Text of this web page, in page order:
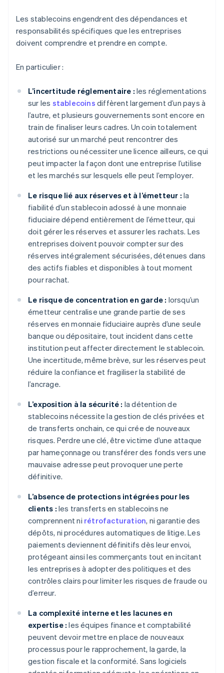
Les stablecoins engendrent des dépendances et
responsabilités spécifiques que les entreprises
doivent comprendre et prendre en compte.
En particulier :
L’incertitude réglementaire : les réglementations
sur les stablecoins diffèrent largement d’un pays à
l’autre, et plusieurs gouvernements sont encore en
train de finaliser leurs cadres. Un coin totalement
autorisé sur un marché peut rencontrer des
restrictions ou nécessiter une licence ailleurs, ce qui
peut impacter la façon dont une entreprise l’utilise
et les marchés sur lesquels elle peut l’employer.
Le risque lié aux réserves et à l’émetteur : la
fiabilité d’un stablecoin adossé à une monnaie
fiduciaire dépend entièrement de l’émetteur, qui
doit gérer les réserves et assurer les rachats. Les
entreprises doivent pouvoir compter sur des
réserves intégralement sécurisées, détenues dans
des actifs fiables et disponibles à tout moment
pour rachat.
Le risque de concentration en garde : lorsqu’un
émetteur centralise une grande partie de ses
réserves en monnaie fiduciaire auprès d’une seule
banque ou dépositaire, tout incident dans cette
institution peut affecter directement le stablecoin.
Une incertitude, même brève, sur les réserves peut
réduire la confiance et fragiliser la stabilité de
l’ancrage.
L’exposition à la sécurité : la détention de
stablecoins nécessite la gestion de clés privées et
de transferts onchain, ce qui crée de nouveaux
risques. Perdre une clé, être victime d’une attaque
par hameçonnage ou transférer des fonds vers une
mauvaise adresse peut provoquer une perte
définitive.
L’absence de protections intégrées pour les
clients : les transferts en stablecoins ne
comprennent ni rétrofacturation, ni garantie des
dépôts, ni procédures automatiques de litige. Les
paiements deviennent définitifs dès leur envoi,
protégeant ainsi les commerçants tout en incitant
les entreprises à adopter des politiques et des
contrôles clairs pour limiter les risques de fraude ou
d’erreur.
La complexité interne et les lacunes en
expertise : les équipes finance et comptabilité
peuvent devoir mettre en place de nouveaux
processus pour le rapprochement, la garde, la
gestion fiscale et la conformité. Sans logiciels